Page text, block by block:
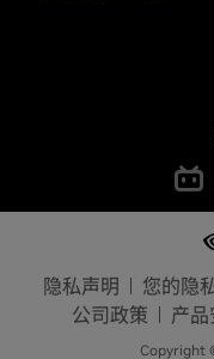
隐私声明 您的隐
公司政策
产品
Copyright